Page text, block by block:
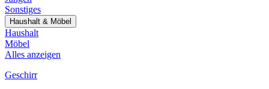
Sonstiges
Haushalt & Möbel
Haushalt
Möbel
Alles anzeigen
Geschirr